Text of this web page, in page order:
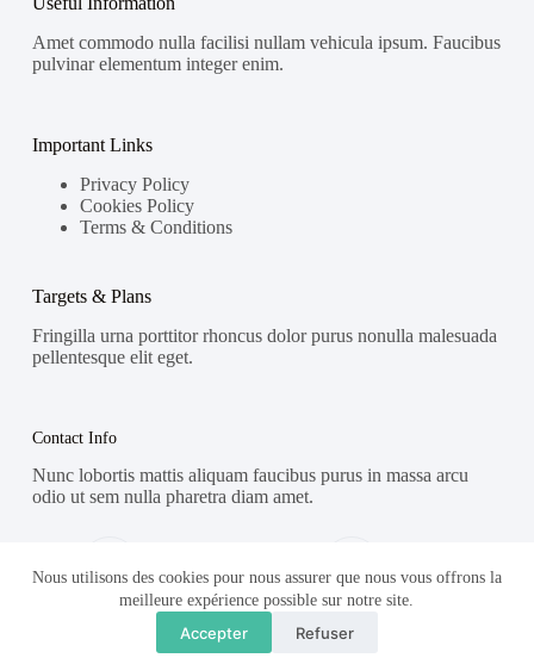
Nous utilisons des cookies pour nous assurer que nous vous offrons la
meilleure expérience possible sur notre site.
Accepter Refuser
Amet commodo nulla facilisi nullam vehicula ipsum. Faucibus
pulvinar elementum integer enim.
Important Links
Privacy Policy
Cookies Policy
Terms & Conditions
Targets & Plans
Fringilla urna porttitor rhoncus dolor purus nonulla malesuada
pellentesque elit eget.
Contact Info
Nunc lobortis mattis aliquam faucibus purus in massa arcu
odio ut sem nulla pharetra diam amet.
Street Name, NY 38954
578-393-4937
Mobile:
578-393-4937